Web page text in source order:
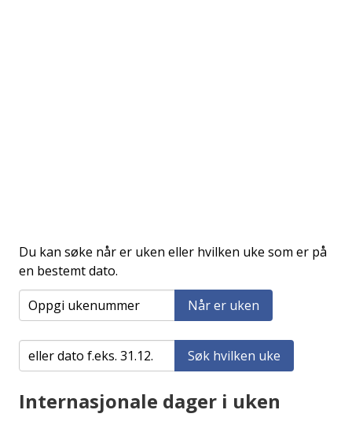
Du kan søke når er uken eller hvilken uke som er på
en bestemt dato.
Når er uken
Søk hvilken uke
Internasjonale dager i uken